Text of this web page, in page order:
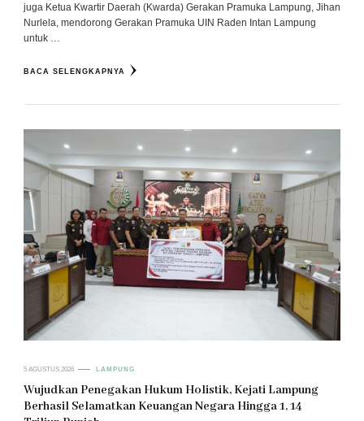
juga Ketua Kwartir Daerah (Kwarda) Gerakan Pramuka Lampung, Jihan
Nurlela, mendorong Gerakan Pramuka UIN Raden Intan Lampung
untuk …
BACA SELENGKAPNYA
5 AGUSTUS 2026 LAMPUNG
Wujudkan Penegakan Hukum Holistik, Kejati Lampung
Berhasil Selamatkan Keuangan Negara Hingga 1, 14